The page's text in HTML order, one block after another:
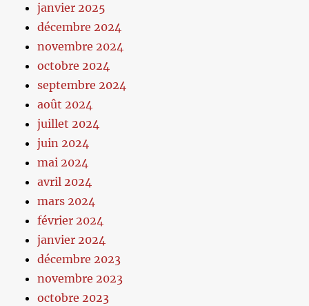
janvier 2025
décembre 2024
novembre 2024
octobre 2024
septembre 2024
août 2024
juillet 2024
juin 2024
mai 2024
avril 2024
mars 2024
février 2024
janvier 2024
décembre 2023
novembre 2023
octobre 2023